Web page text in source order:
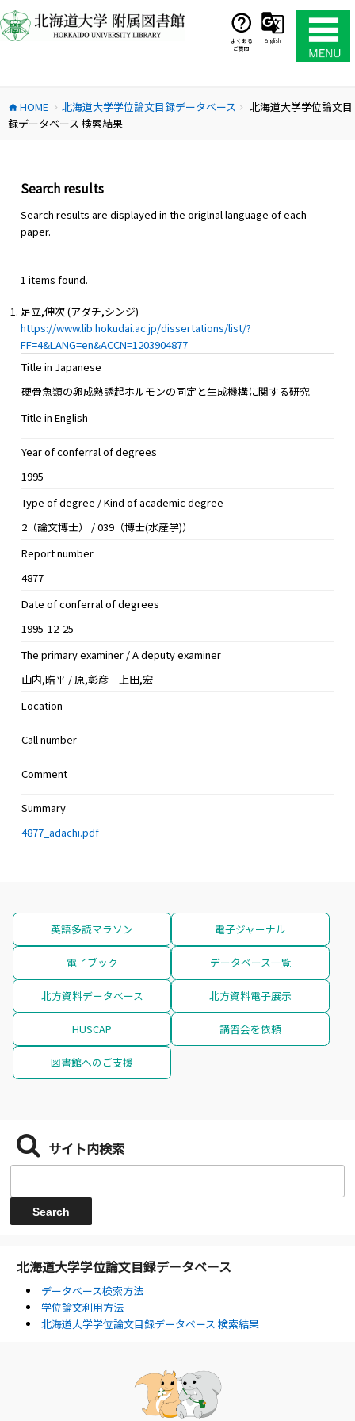
ン
テ
ス
キ
よくある
ご質問
English
home HOME chevron_right 北海道大学学位論文目録データベース chevron_right
北海道大学学位論文目
録データベース 検索結果
Search results
Search results are displayed in the origlnal language of each
paper.
1 items found.
足立,伸次 (アダチ,シンジ)
https://www.lib.hokudai.ac.jp/dissertations/list/?
FF=4&LANG=en&ACCN=1203904877
Title in Japanese
硬骨魚類の卵成熟誘起ホルモンの同定と生成機構に関する研究
Title in English
Year of conferral of degrees
1995
Type of degree / Kind of academic degree
2（論文博士） / 039（博士(水産学)）
Report number
4877
Date of conferral of degrees
1995-12-25
The primary examiner / A deputy examiner
山内,晧平 / 原,彰彦 上田,宏
Location
Call number
Comment
Summary
4877_adachi.pdf
英語多読マラソン 電子ジャーナル
電子ブック データベース一覧
北方資料データベース 北方資料電子展示
HUSCAP 講習会を依頼
図書館へのご支援
サイト内検索
北海道大学学位論文目録データベース
データベース検索方法
学位論文利用方法
北海道大学学位論文目録データベース 検索結果